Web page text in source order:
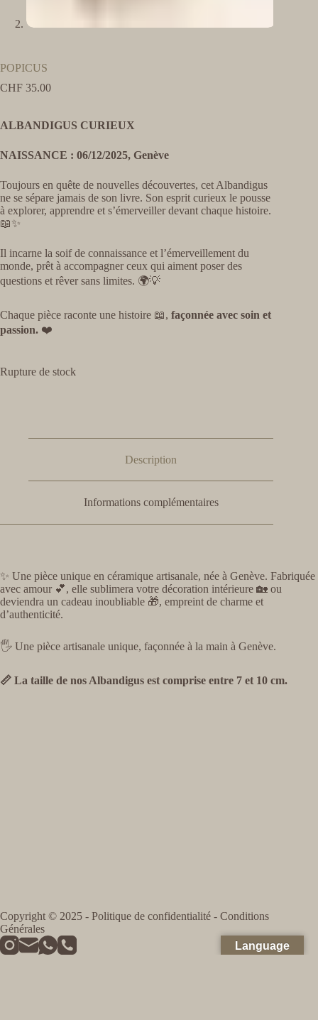
POPICUS
CHF 35.00
ALBANDIGUS CURIEUX
NAISSANCE : 06/12/2025, Genève
Toujours en quête de nouvelles découvertes, cet Albandigus
ne se sépare jamais de son livre. Son esprit curieux le pousse
à explorer, apprendre et s’émerveiller devant chaque histoire.
📖✨
Il incarne la soif de connaissance et l’émerveillement du
monde, prêt à accompagner ceux qui aiment poser des
questions et rêver sans limites. 🌍💡
Chaque pièce raconte une histoire 📖, façonnée avec soin et
passion. ❤️
Rupture de stock
Description
Informations complémentaires
✨ Une pièce unique en céramique artisanale, née à Genève. Fabriquée
avec amour 💕, elle sublimera votre décoration intérieure 🏡 ou
deviendra un cadeau inoubliable 🎁, empreint de charme et
d’authenticité.
🖐️ Une pièce artisanale unique, façonnée à la main à Genève.
📏 La taille de nos Albandigus est comprise entre 7 et 10 cm.
Copyright © 2025 - Politique de confidentialité - Conditions
Générales
Language